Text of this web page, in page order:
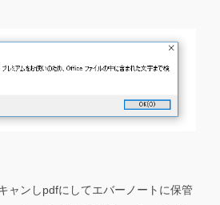
ャンしpdfにしてエバーノートに保管